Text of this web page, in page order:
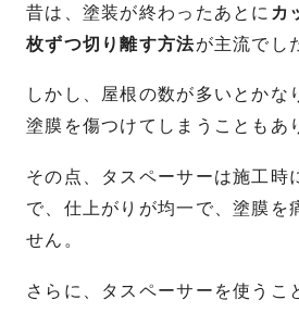
昔は、塗装が終わったあとに カ
枚ずつ切り離す方法が主流でし
しかし、屋根の数が多いとかな
塗膜を傷つけてしまうこともあ
その点、タスペーサーは施工時
で、仕上がりが均一で、塗膜を
せん。
さらに、タスペーサーを使うこ